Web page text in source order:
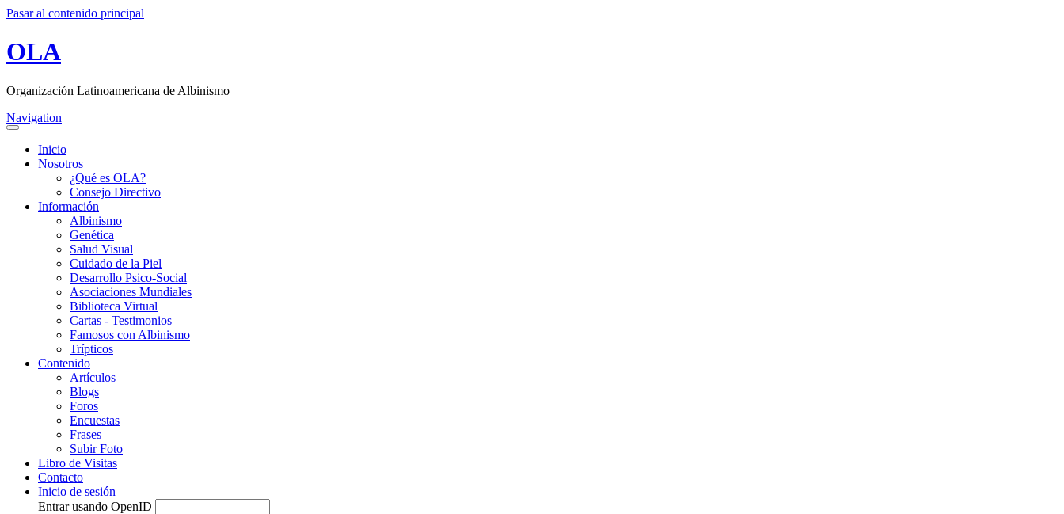
Pasar al contenido principal
OLA
Organización Latinoamericana de Albinismo
Navigation
Inicio
Nosotros
¿Qué es OLA?
Consejo Directivo
Información
Albinismo
Genética
Salud Visual
Cuidado de la Piel
Desarrollo Psico-Social
Asociaciones Mundiales
Biblioteca Virtual
Cartas - Testimonios
Famosos con Albinismo
Trípticos
Contenido
Artículos
Blogs
Foros
Encuestas
Frases
Subir Foto
Libro de Visitas
Contacto
Inicio de sesión
Entrar usando OpenID